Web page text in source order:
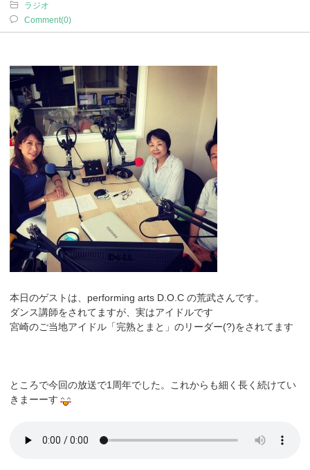
ラジオ
Comment(0)
本日のゲストは、performing arts D.O.C の荒武さんです。
ダンス講師をされてますが、実はアイドルです
宮崎のご当地アイドル「完熟とまと」のリーダー(?)をされてます
ところで今回の放送で1周年でした。これからも細く長く続けてい
きまーーす